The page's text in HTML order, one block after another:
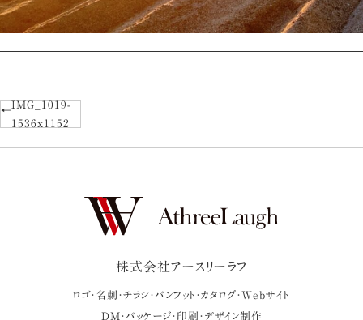
IMG_1019-
1536x1152
株式会社アースリーラフ
ロゴ・名刺・チラシ・パンフット・カタログ・Webサイト
DM・パッケージ・印刷・デザイン制作